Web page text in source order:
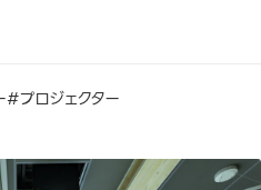
#プロジェクター
施工